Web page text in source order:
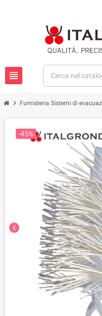
view_headline
chevron_right Fumisteria Sistemi di
chevron_left
-45%